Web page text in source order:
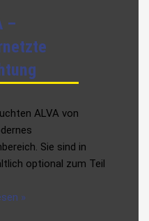
–
ALVA von
Sie sind in
optional zum Teil
»